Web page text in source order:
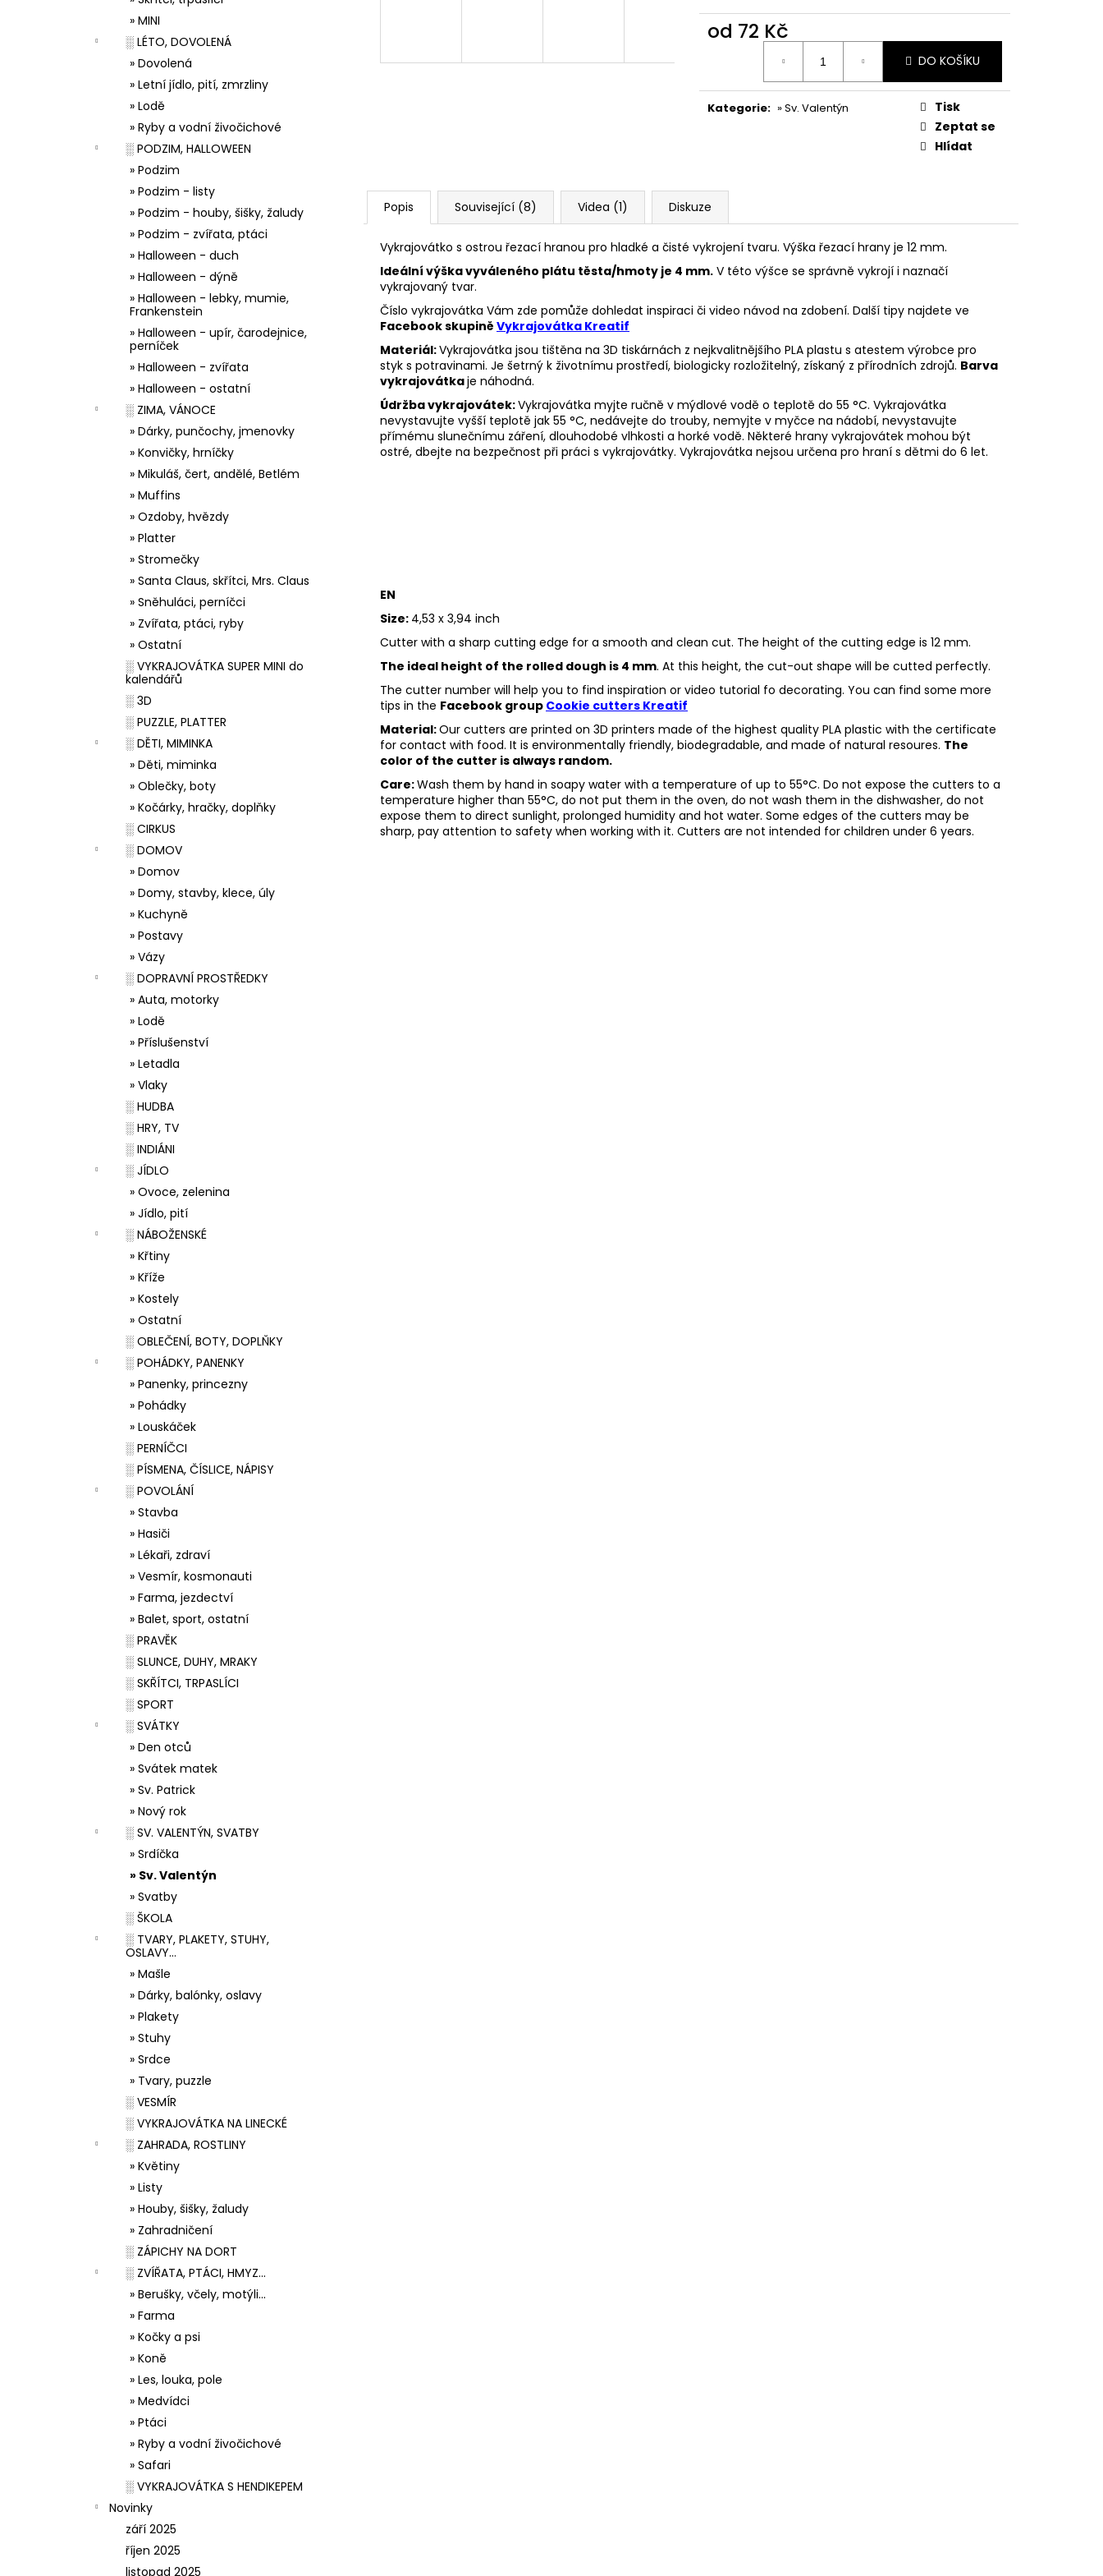
» MINI
░ LÉTO, DOVOLENÁ
» Dovolená
» Letní jídlo, pití, zmrzliny
» Lodě
» Ryby a vodní živočichové
░ PODZIM, HALLOWEEN
» Podzim
» Podzim - listy
» Podzim - houby, šišky, žaludy
» Podzim - zvířata, ptáci
» Halloween - duch
» Halloween - dýně
» Halloween - lebky, mumie,
Frankenstein
» Halloween - upír, čarodejnice,
perníček
» Halloween - zvířata
» Halloween - ostatní
░ ZIMA, VÁNOCE
» Dárky, punčochy, jmenovky
» Konvičky, hrníčky
» Mikuláš, čert, andělé, Betlém
» Muffins
» Ozdoby, hvězdy
» Platter
» Stromečky
» Santa Claus, skřítci, Mrs. Claus
» Sněhuláci, perníčci
» Zvířata, ptáci, ryby
» Ostatní
░ VYKRAJOVÁTKA SUPER MINI do
kalendářů
░ 3D
░ PUZZLE, PLATTER
░ DĚTI, MIMINKA
» Děti, miminka
» Oblečky, boty
» Kočárky, hračky, doplňky
░ CIRKUS
░ DOMOV
» Domov
» Domy, stavby, klece, úly
» Kuchyně
» Postavy
» Vázy
░ DOPRAVNÍ PROSTŘEDKY
» Auta, motorky
» Lodě
» Příslušenství
» Letadla
» Vlaky
░ HUDBA
░ HRY, TV
░ INDIÁNI
░ JÍDLO
» Ovoce, zelenina
» Jídlo, pití
░ NÁBOŽENSKÉ
» Křtiny
» Kříže
» Kostely
» Ostatní
░ OBLEČENÍ, BOTY, DOPLŇKY
░ POHÁDKY, PANENKY
» Panenky, princezny
» Pohádky
» Louskáček
░ PERNÍČCI
░ PÍSMENA, ČÍSLICE, NÁPISY
░ POVOLÁNÍ
» Stavba
» Hasiči
» Lékaři, zdraví
» Vesmír, kosmonauti
» Farma, jezdectví
» Balet, sport, ostatní
░ PRAVĚK
░ SLUNCE, DUHY, MRAKY
░ SKŘÍTCI, TRPASLÍCI
░ SPORT
░ SVÁTKY
» Den otců
» Svátek matek
» Sv. Patrick
» Nový rok
░ SV. VALENTÝN, SVATBY
» Srdíčka
» Sv. Valentýn
» Svatby
░ ŠKOLA
░ TVARY, PLAKETY, STUHY,
OSLAVY...
» Mašle
» Dárky, balónky, oslavy
» Plakety
» Stuhy
» Srdce
» Tvary, puzzle
░ VESMÍR
░ VYKRAJOVÁTKA NA LINECKÉ
░ ZAHRADA, ROSTLINY
» Květiny
» Listy
» Houby, šišky, žaludy
» Zahradničení
░ ZÁPICHY NA DORT
░ ZVÍŘATA, PTÁCI, HMYZ...
» Berušky, včely, motýli...
» Farma
» Kočky a psi
» Koně
» Les, louka, pole
» Medvídci
» Ptáci
» Ryby a vodní živočichové
» Safari
░ VYKRAJOVÁTKA S HENDIKEPEM
Novinky
září 2025
říjen 2025
listopad 2025
od 72 Kč
DO KOŠÍKU
Kategorie: » Sv. Valentýn
Tisk
Zeptat se
Hlídat
Popis Související (8) Videa (1) Diskuze
Vykrajovátko s ostrou řezací hranou pro hladké a čisté vykrojení tvaru. Výška řezací hrany je 12 mm.
Ideální výška vyváleného plátu těsta/hmoty je 4 mm. V této výšce se správně vykrojí i naznačí
vykrajovaný tvar.
Číslo vykrajovátka Vám zde pomůže dohledat inspiraci či video návod na zdobení. Další tipy najdete ve
Facebook skupině Vykrajovátka Kreatif
Materiál:Vykrajovátka jsou tištěna na 3D tiskárnách z nejkvalitnějšího PLA plastu s atestem výrobce pro
styk s potravinami. Je šetrný k životnímu prostředí, biologicky rozložitelný, získaný z přírodních zdrojů. Barva
vykrajovátkaje náhodná.
Údržba vykrajovátek:Vykrajovátka myjte ručně v mýdlové vodě o teplotě do 55 °C. Vykrajovátka
nevystavujte vyšší teplotě jak 55 °C, nedávejte do trouby, nemyjte v myčce na nádobí, nevystavujte
přímému slunečnímu záření, dlouhodobé vlhkosti a horké vodě. Některé hrany vykrajovátek mohou být
ostré, dbejte na bezpečnost při práci s vykrajovátky. Vykrajovátka nejsou určena pro hraní s dětmi do 6 let.
EN
Size: 4,53 x 3,94 inch
Cutter with a sharp cutting edge for a smooth and clean cut. The height of the cutting edge is 12 mm.
The ideal height of the rolled dough is 4 mm. At this height, the cut-out shape will be cutted perfectly.
The cutter number will help you to find inspiration or video tutorial fo decorating. You can find some more
tips in the Facebook group Cookie cutters Kreatif
Material:Our cutters are printed on 3D printers made of the highest quality PLA plastic with the certificate
for contact with food. It is environmentally friendly, biodegradable, and made of natural resoures. The
color of the cutter is always random.
Care:Wash them by hand in soapy water with a temperature of up to 55°C. Do not expose the cutters to a
temperature higher than 55°C, do not put them in the oven, do not wash them in the dishwasher, do not
expose them to direct sunlight, prolonged humidity and hot water. Some edges of the cutters may be
sharp, pay attention to safety when working with it. Cutters are not intended for children under 6 years.
33001 ZDOBÍCÍ SÁČEK